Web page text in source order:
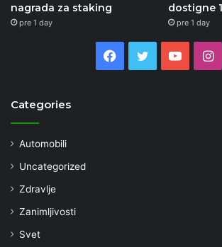
nagrada za staking
pre 1 day
dostigne
pre 1 day
Facebook
Twitter
Categories
Automobili
Uncategorized
Zdravlje
Zanimljivosti
Svet